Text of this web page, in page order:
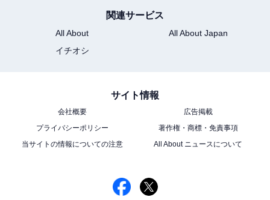
関連サービス
All About
All About Japan
イチオシ
サイト情報
会社概要
広告掲載
プライバシーポリシー
著作権・商標・免責事項
当サイトの情報についての注意
All About ニュースについて